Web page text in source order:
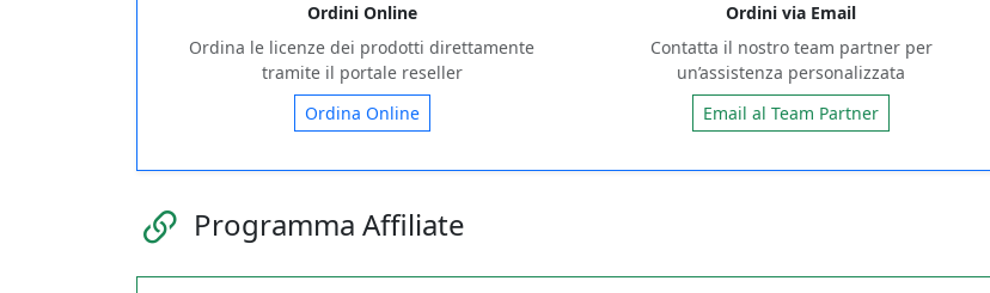
Ordini Online
Ordina le licenze dei prodotti direttamente
tramite il portale reseller
Ordina Online
Ordini via Email
Contatta il nostro team partner per
un’assistenza personalizzata
Email al Team Partner
Programma Affiliate